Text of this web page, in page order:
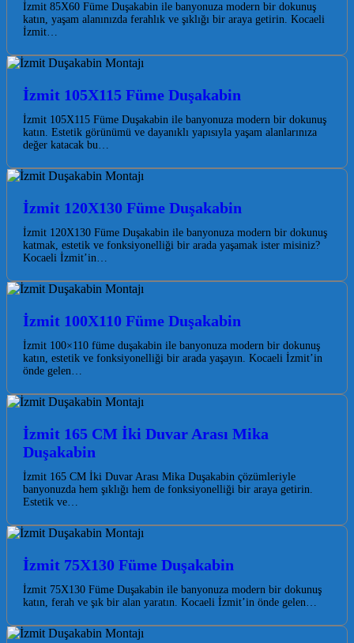
İzmit 85X60 Füme Duşakabin ile banyonuza modern bir dokunuş
katın, yaşam alanınızda ferahlık ve şıklığı bir araya getirin. Kocaeli
İzmit…
İzmit 105X115 Füme Duşakabin
İzmit 105X115 Füme Duşakabin ile banyonuza modern bir dokunuş
katın. Estetik görünümü ve dayanıklı yapısıyla yaşam alanlarınıza
değer katacak bu…
İzmit 120X130 Füme Duşakabin
İzmit 120X130 Füme Duşakabin ile banyonuza modern bir dokunuş
katmak, estetik ve fonksiyonelliği bir arada yaşamak ister misiniz?
Kocaeli İzmit’in…
İzmit 100X110 Füme Duşakabin
İzmit 100×110 füme duşakabin ile banyonuza modern bir dokunuş
katın, estetik ve fonksiyonelliği bir arada yaşayın. Kocaeli İzmit’in
önde gelen…
İzmit 165 CM İki Duvar Arası Mika
Duşakabin
İzmit 165 CM İki Duvar Arası Mika Duşakabin çözümleriyle
banyonuzda hem şıklığı hem de fonksiyonelliği bir araya getirin.
Estetik ve…
İzmit 75X130 Füme Duşakabin
İzmit 75X130 Füme Duşakabin ile banyonuza modern bir dokunuş
katın, ferah ve şık bir alan yaratın. Kocaeli İzmit’in önde gelen…